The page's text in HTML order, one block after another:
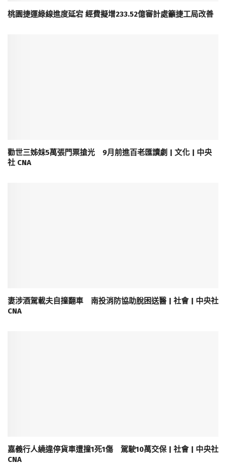
桃園捷運綠線進度延宕 經費擬增233.52億審計處籲捷工局改善
勸世三姊妹5萬張門票搶光 9月前進百老匯讀劇 | 文化 | 中央
社 CNA
妻涉酒駕載夫自撞翻車 南投消防協助脫困送醫 | 社會 | 中央社
CNA
嘉義行人繞違停貨車遭撞1死1傷 駕駛10萬交保 | 社會 | 中央社
CNA